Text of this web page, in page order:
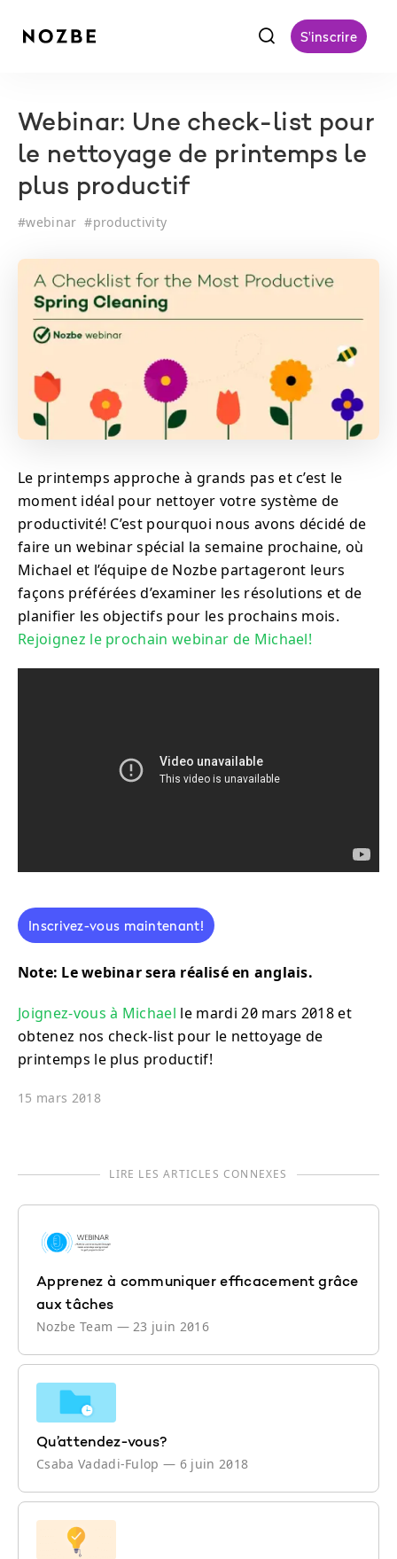
f S'inscrire
Webinar: Une check-list pour
le nettoyage de printemps le
plus productif
#webinar #productivity
Le printemps approche à grands pas et c’est le
moment idéal pour nettoyer votre système de
productivité! C’est pourquoi nous avons décidé de
faire un webinar spécial la semaine prochaine, où
Michael et l’équipe de Nozbe partageront leurs
façons préférées d’examiner les résolutions et de
planifier les objectifs pour les prochains mois.
Rejoignez le prochain webinar de Michael!
Inscrivez-vous maintenant!
Note: Le webinar sera réalisé en anglais.
Joignez-vous à Michael le mardi 20 mars 2018 et
obtenez nos check-list pour le nettoyage de
printemps le plus productif!
15 mars 2018
LIRE LES ARTICLES CONNEXES
Apprenez à communiquer efficacement grâce
aux tâches
Nozbe Team —23 juin 2016
Qu’attendez-vous?
Csaba Vadadi-Fulop— 6 juin 2018